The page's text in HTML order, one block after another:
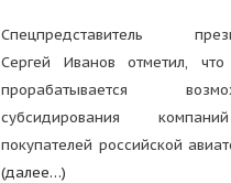
Спецпредставитель
Сергей Иванов отметил,
прорабатывается
субсидирования
покупателей российской
(далее…)